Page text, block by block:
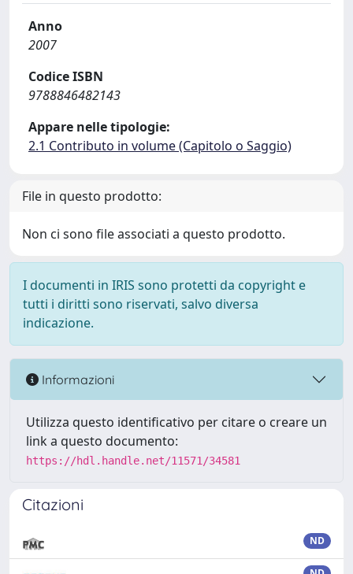
Anno
2007
Codice ISBN
9788846482143
Appare nelle tipologie:
2.1 Contributo in volume (Capitolo o Saggio)
File in questo prodotto:
Non ci sono file associati a questo prodotto.
I documenti in IRIS sono protetti da copyright e
tutti i diritti sono riservati, salvo diversa
indicazione.
Informazioni
Utilizza questo identificativo per citare o creare un
link a questo documento:
https://hdl.handle.net/11571/34581
Citazioni
ND